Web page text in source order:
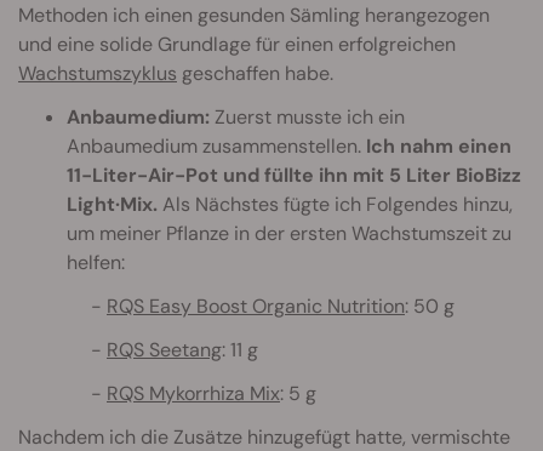
Methoden ich einen gesunden Sämling herangezogen
und eine solide Grundlage für einen erfolgreichen
Wachstumszyklus geschaffen habe.
Anbaumedium: Zuerst musste ich ein
Anbaumedium zusammenstellen. Ich nahm einen
11-Liter-Air-Pot und füllte ihn mit 5 Liter BioBizz
Light·Mix. Als Nächstes fügte ich Folgendes hinzu,
um meiner Pflanze in der ersten Wachstumszeit zu
helfen:
- RQS Easy Boost Organic Nutrition: 50 g
- RQS Seetang: 11 g
- RQS Mykorrhiza Mix: 5 g
Nachdem ich die Zusätze hinzugefügt hatte, vermischte